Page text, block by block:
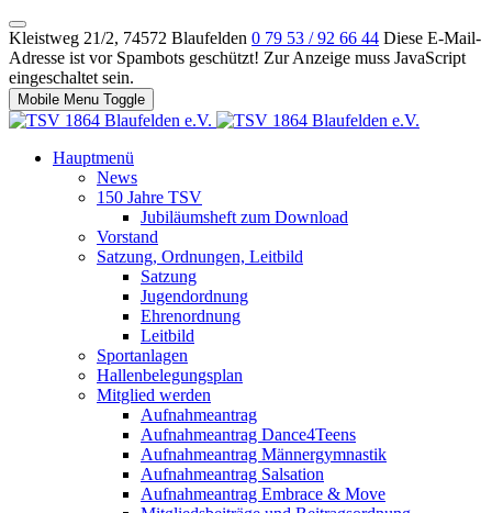
Kleistweg 21/2, 74572 Blaufelden 0 79 53 / 92 66 44 Diese E-Mail-
Adresse ist vor Spambots geschützt! Zur Anzeige muss JavaScript
eingeschaltet sein.
Mobile Menu Toggle
Hauptmenü
News
150 Jahre TSV
Jubiläumsheft zum Download
Vorstand
Satzung, Ordnungen, Leitbild
Satzung
Jugendordnung
Ehrenordnung
Leitbild
Sportanlagen
Hallenbelegungsplan
Mitglied werden
Aufnahmeantrag
Aufnahmeantrag Dance4Teens
Aufnahmeantrag Männergymnastik
Aufnahmeantrag Salsation
Aufnahmeantrag Embrace & Move